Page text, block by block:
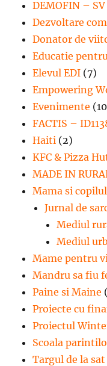
DEMOFIN – SV
Dezvoltare
Donator de
Educatie
Elevul EDI (7)
Empowering
Evenimente
FACTIS –
Haiti (2)
KFC & Pizza
MADE IN
Mama si copilul
Jurnal de
Mediul
Mediul
Mame pentru
Mandru sa fiu
Paine si Maine
Proiecte cu
Proiectul
Scoala
Targul de la sat